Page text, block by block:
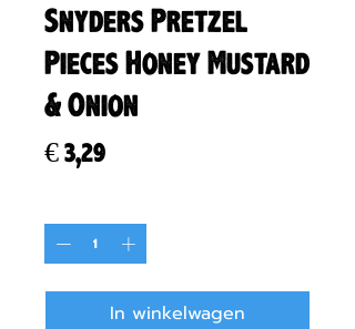
Snyders Pretzel
Pieces Honey Mustard
& Onion
€ 3,29Prijs
In winkelwagen